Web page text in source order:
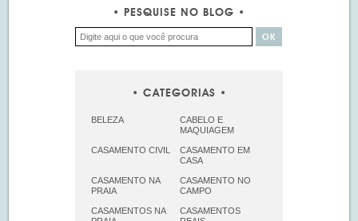
PESQUISE NO BLOG
CATEGORIAS
BELEZA
CABELO E
MAQUIAGEM
CASAMENTO CIVIL
CASAMENTO EM
CASA
CASAMENTO NA
PRAIA
CASAMENTO NO
CAMPO
CASAMENTOS NA
CASAMENTOS